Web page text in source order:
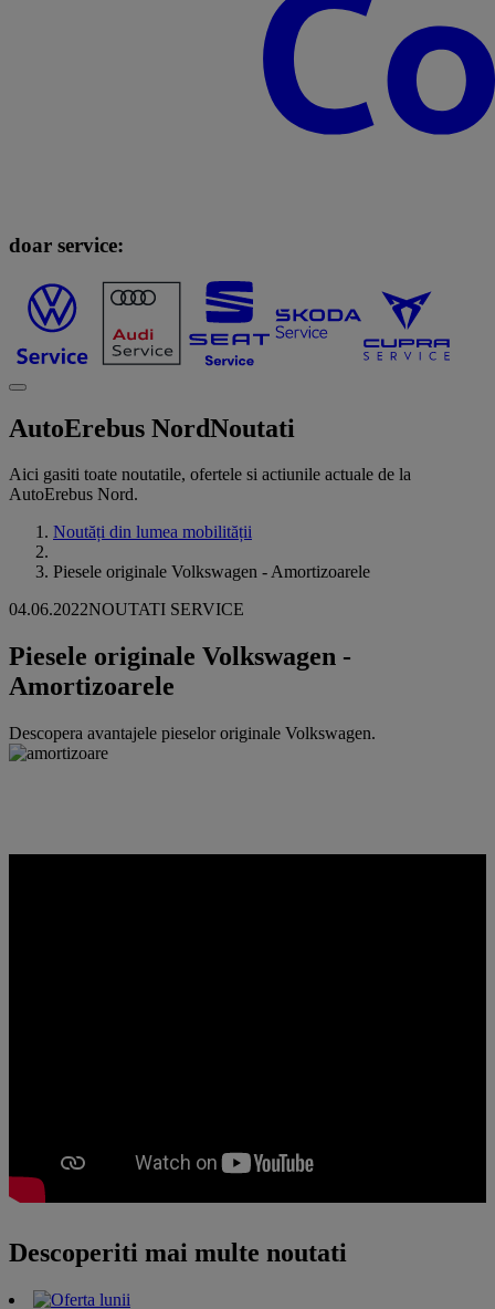
doar service:
AutoErebus NordNoutati
Aici gasiti toate noutatile, ofertele si actiunile actuale de la
AutoErebus Nord.
Noutăți din lumea mobilității
Piesele originale Volkswagen - Amortizoarele
04.06.2022NOUTATI SERVICE
Piesele originale Volkswagen -
Amortizoarele
Descopera avantajele pieselor originale Volkswagen.
Descoperiti mai multe noutati